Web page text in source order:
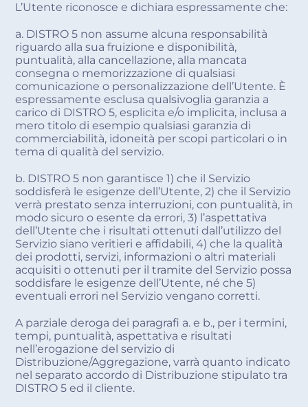
L’Utente riconosce e dichiara espressamente che:
a. DISTRO 5 non assume alcuna responsabilità
riguardo alla sua fruizione e disponibilità,
puntualità, alla cancellazione, alla mancata
consegna o memorizzazione di qualsiasi
comunicazione o personalizzazione dell’Utente. È
espressamente esclusa qualsivoglia garanzia a
carico di DISTRO 5, esplicita e/o implicita, inclusa a
mero titolo di esempio qualsiasi garanzia di
commerciabilità, idoneità per scopi particolari o in
tema di qualità del servizio.
b. DISTRO 5 non garantisce 1) che il Servizio
soddisferà le esigenze dell’Utente, 2) che il Servizio
verrà prestato senza interruzioni, con puntualità, in
modo sicuro o esente da errori, 3) l’aspettativa
dell’Utente che i risultati ottenuti dall’utilizzo del
Servizio siano veritieri e affidabili, 4) che la qualità
dei prodotti, servizi, informazioni o altri materiali
acquisiti o ottenuti per il tramite del Servizio possa
soddisfare le esigenze dell’Utente, né che 5)
eventuali errori nel Servizio vengano corretti.
A parziale deroga dei paragrafi a. e b., per i termini,
tempi, puntualità, aspettativa e risultati
nell’erogazione del servizio di
Distribuzione/Aggregazione, varrà quanto indicato
nel separato accordo di Distribuzione stipulato tra
DISTRO 5 ed il cliente.